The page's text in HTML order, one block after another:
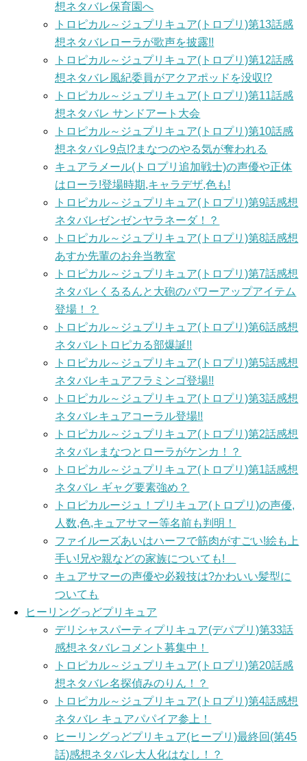
想ネタバレ保育園へ
トロピカル～ジュプリキュア(トロプリ)第13話感
想ネタバレローラが歌声を披露!!
トロピカル～ジュプリキュア(トロプリ)第12話感
想ネタバレ風紀委員がアクアポッドを没収!?
トロピカル～ジュプリキュア(トロプリ)第11話感
想ネタバレ サンドアート大会
トロピカル～ジュプリキュア(トロプリ)第10話感
想ネタバレ9点!?まなつのやる気が奪われる
キュアラメール(トロプリ追加戦士)の声優や正体
はローラ!登場時期,キャラデザ,色も!
トロピカル～ジュプリキュア(トロプリ)第9話感想
ネタバレゼンゼンヤラネーダ！？
トロピカル～ジュプリキュア(トロプリ)第8話感想
あすか先輩のお弁当教室
トロピカル～ジュプリキュア(トロプリ)第7話感想
ネタバレくるるんと大砲のパワーアップアイテム
登場！？
トロピカル～ジュプリキュア(トロプリ)第6話感想
ネタバレトロピカる部爆誕!!
トロピカル～ジュプリキュア(トロプリ)第5話感想
ネタバレキュアフラミンゴ登場!!
トロピカル～ジュプリキュア(トロプリ)第3話感想
ネタバレキュアコーラル登場!!
トロピカル～ジュプリキュア(トロプリ)第2話感想
ネタバレまなつとローラがケンカ！？
トロピカル～ジュプリキュア(トロプリ)第1話感想
ネタバレ ギャグ要素強め？
トロピカルージュ！プリキュア(トロプリ)の声優,
人数,色,キュアサマー等名前も判明！
ファイルーズあいはハーフで筋肉がすごい!絵も上
手い!兄や親などの家族についても!
キュアサマーの声優や必殺技は?かわいい髪型に
ついても
ヒーリングっどプリキュア
デリシャスパーティプリキュア(デパプリ)第33話
感想ネタバレコメント募集中！
トロピカル～ジュプリキュア(トロプリ)第20話感
想ネタバレ名探偵みのりん！？
トロピカル～ジュプリキュア(トロプリ)第4話感想
ネタバレ キュアパパイア参上！
ヒーリングっどプリキュア(ヒープリ)最終回(第45
話)感想ネタバレ大人化はなし！？